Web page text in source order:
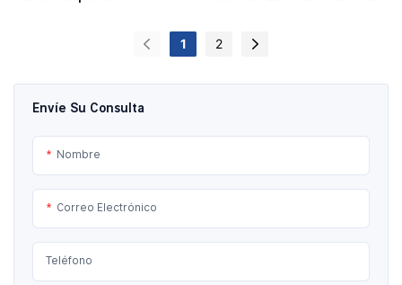
Envíe Su Consulta
Nombre
Correo Electrónico
Teléfono
1 2